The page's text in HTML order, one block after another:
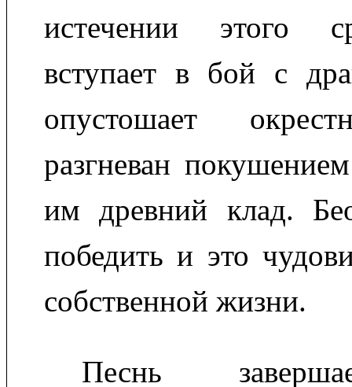
истечении этого
вступает в бой с
опустошает
разгневан
им древний клад.
победить и это
собственной жизни.
Песнь